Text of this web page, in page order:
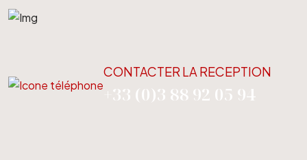
CONTACTER LA RECEPTION
+33 (0)3 88 92 05 94